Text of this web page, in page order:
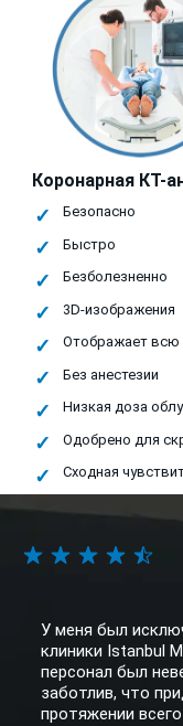
Коронарная КТ-
Безопасно
Быстро
Безболезненно
3D-изображения
Отображает всю
Без анестезии
Низкая доза
Одобрено для
Сходная
У меня был
клиники Istanbul
персонал был
заботлив, что
протяжении